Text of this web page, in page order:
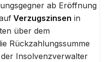
ab Eröffnung
Verzugszinsen in
über dem
Rückzahlungssumme
Insolvenzverwalter